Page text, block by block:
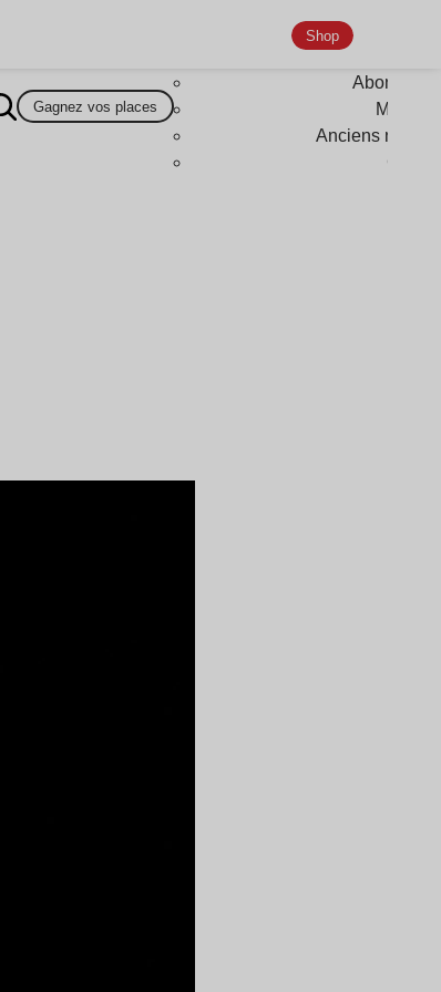
Gagnez vos places
Shop
Anciens